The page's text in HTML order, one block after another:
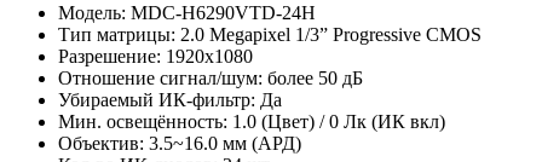
Модель: MDC-H6290VTD-24H
Тип матрицы: 2.0 Megapixel 1/3” Progressive CMOS
Разрешение: 1920x1080
Отношение сигнал/шум: более 50 дБ
Убираемый ИК-фильтр: Да
Мин. освещённость: 1.0 (Цвет) / 0 Лк (ИК вкл)
Объектив: 3.5~16.0 мм (АРД)